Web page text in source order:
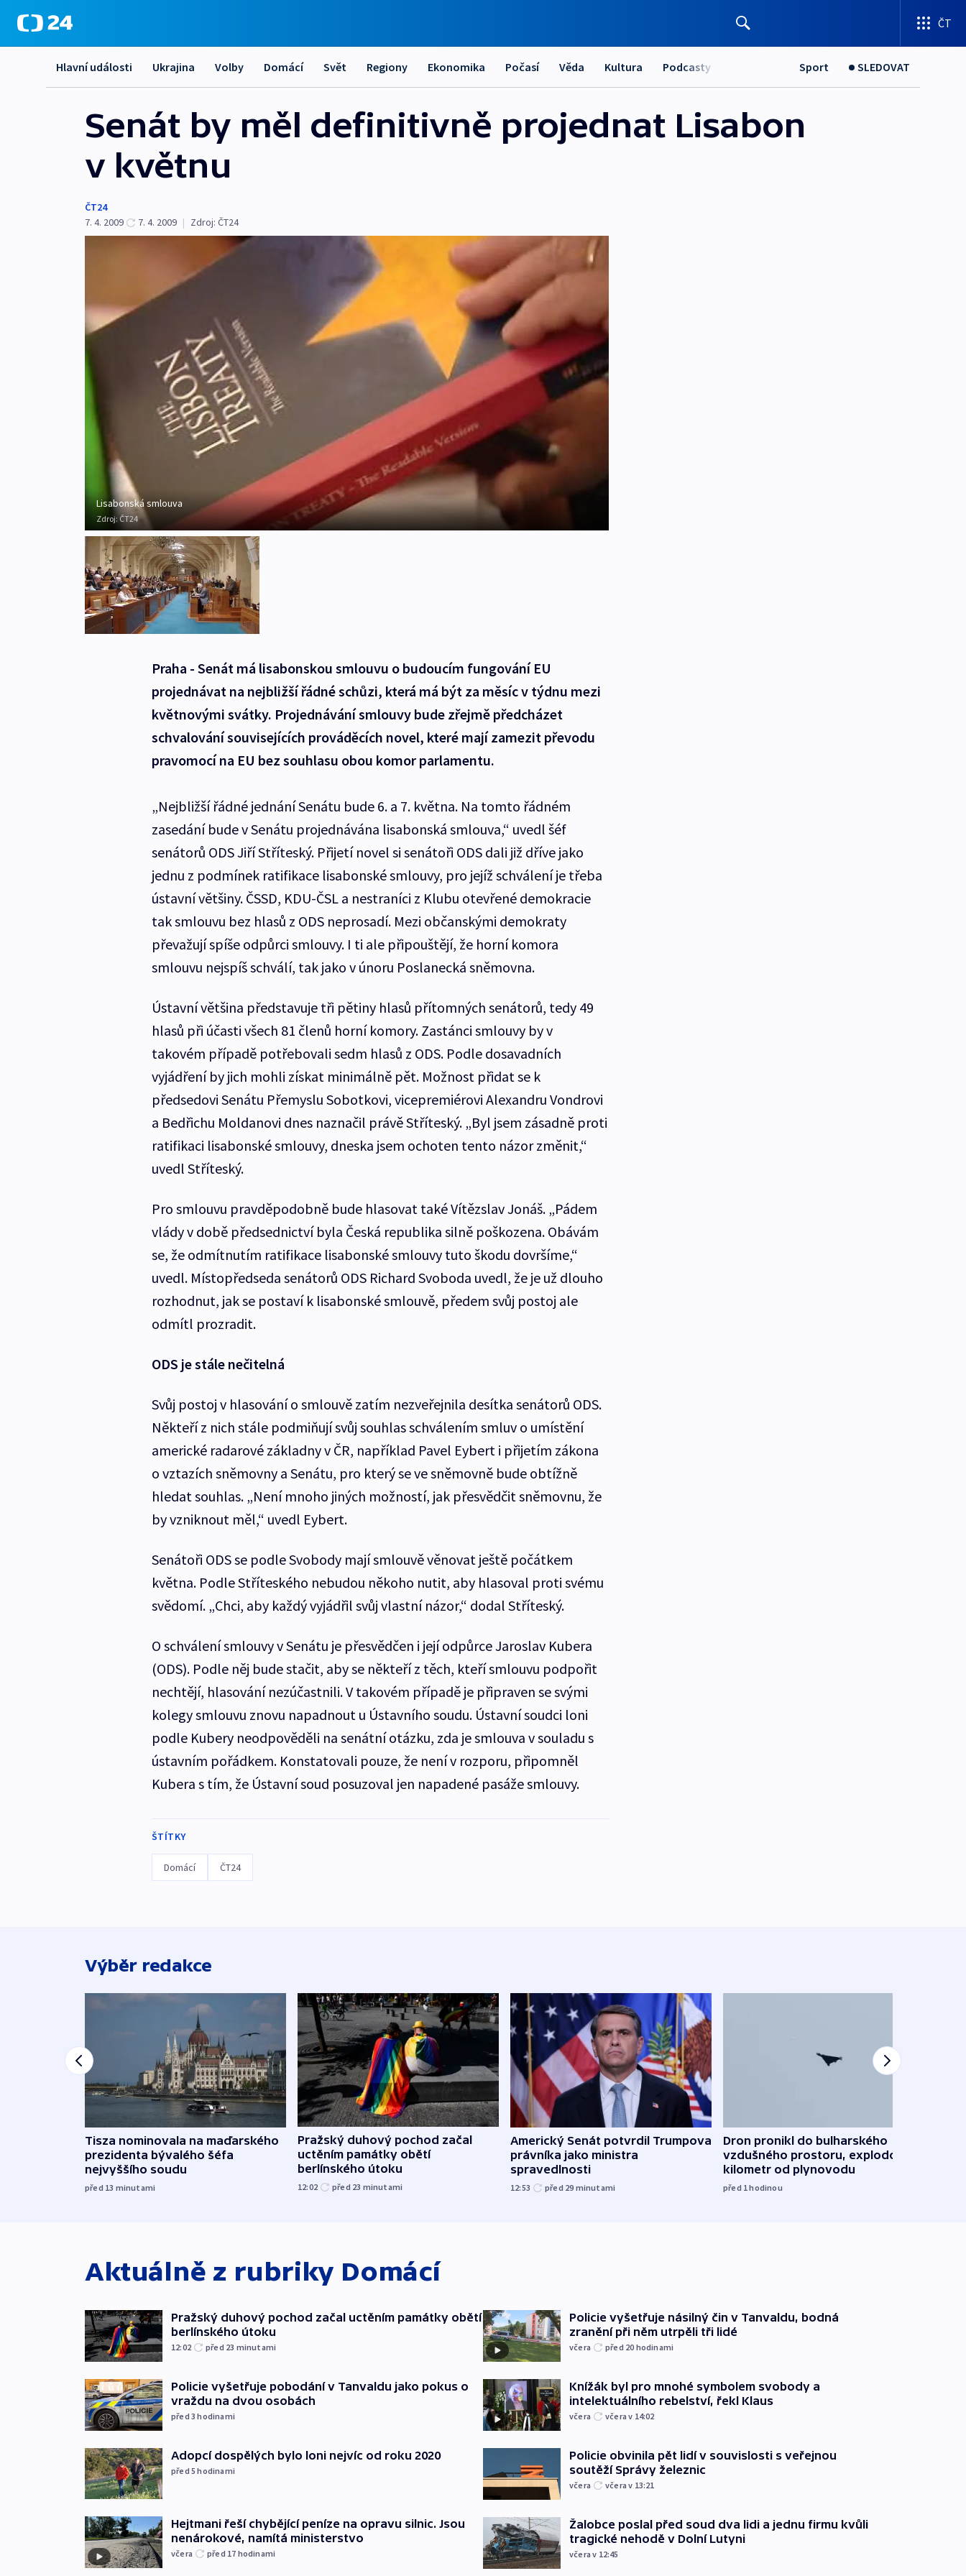
ČT
Hlavní události Ukrajina Volby Domácí Svět Regiony Ekonomika Počasí Věda Kultura Podcasty Sport SLEDOVAT
Senát by měl definitivně projednat Lisabon
v květnu
ČT24
7. 4. 2009
7. 4. 2009 | Zdroj: ČT24
Lisabonská smlouva
Zdroj:ČT24
Praha - Senát má lisabonskou smlouvu o budoucím fungování EU
projednávat na nejbližší řádné schůzi, která má být za měsíc v týdnu mezi
květnovými svátky. Projednávání smlouvy bude zřejmě předcházet
schvalování souvisejících prováděcích novel, které mají zamezit převodu
pravomocí na EU bez souhlasu obou komor parlamentu.
„Nejbližší řádné jednání Senátu bude 6. a 7. května. Na tomto řádném
zasedání bude v Senátu projednávána lisabonská smlouva,“ uvedl šéf
senátorů ODS Jiří Stříteský. Přijetí novel si senátoři ODS dali již dříve jako
jednu z podmínek ratifikace lisabonské smlouvy, pro jejíž schválení je třeba
ústavní většiny. ČSSD, KDU-ČSL a nestraníci z Klubu otevřené demokracie
tak smlouvu bez hlasů z ODS neprosadí. Mezi občanskými demokraty
převažují spíše odpůrci smlouvy. I ti ale připouštějí, že horní komora
smlouvu nejspíš schválí, tak jako v únoru Poslanecká sněmovna.
Ústavní většina představuje tři pětiny hlasů přítomných senátorů, tedy 49
hlasů při účasti všech 81 členů horní komory. Zastánci smlouvy by v
takovém případě potřebovali sedm hlasů z ODS. Podle dosavadních
vyjádření by jich mohli získat minimálně pět. Možnost přidat se k
předsedovi Senátu Přemyslu Sobotkovi, vicepremiérovi Alexandru Vondrovi
a Bedřichu Moldanovi dnes naznačil právě Stříteský. „Byl jsem zásadně proti
ratifikaci lisabonské smlouvy, dneska jsem ochoten tento názor změnit,“
uvedl Stříteský.
Pro smlouvu pravděpodobně bude hlasovat také Vítězslav Jonáš. „Pádem
vlády v době předsednictví byla Česká republika silně poškozena. Obávám
se, že odmítnutím ratifikace lisabonské smlouvy tuto škodu dovršíme,“
uvedl. Místopředseda senátorů ODS Richard Svoboda uvedl, že je už dlouho
rozhodnut, jak se postaví k lisabonské smlouvě, předem svůj postoj ale
odmítl prozradit.
ODS je stále nečitelná
Svůj postoj v hlasování o smlouvě zatím nezveřejnila desítka senátorů ODS.
Někteří z nich stále podmiňují svůj souhlas schválením smluv o umístění
americké radarové základny v ČR, například Pavel Eybert i přijetím zákona
o vztazích sněmovny a Senátu, pro který se ve sněmovně bude obtížně
hledat souhlas. „Není mnoho jiných možností, jak přesvědčit sněmovnu, že
by vzniknout měl,“ uvedl Eybert.
Senátoři ODS se podle Svobody mají smlouvě věnovat ještě počátkem
května. Podle Stříteského nebudou někoho nutit, aby hlasoval proti svému
svědomí. „Chci, aby každý vyjádřil svůj vlastní názor,“ dodal Stříteský.
O schválení smlouvy v Senátu je přesvědčen i její odpůrce Jaroslav Kubera
(ODS). Podle něj bude stačit, aby se někteří z těch, kteří smlouvu podpořit
nechtějí, hlasování nezúčastnili. V takovém případě je připraven se svými
kolegy smlouvu znovu napadnout u Ústavního soudu. Ústavní soudci loni
podle Kubery neodpověděli na senátní otázku, zda je smlouva v souladu s
ústavním pořádkem. Konstatovali pouze, že není v rozporu, připomněl
Kubera s tím, že Ústavní soud posuzoval jen napadené pasáže smlouvy.
ŠTÍTKY
Domácí ČT24
Výběr redakce
Tisza nominovala na maďarského
prezidenta bývalého šéfa
nejvyššího soudu
před 13 minutami
Pražský duhový pochod začal
uctěním památky obětí
berlínského útoku
12:02 před 23 minutami
Americký Senát potvrdil Trumpova
právníka jako ministra
spravedlnosti
12:53 před 29 minutami
Dron pronikl do bulharského
vzdušného prostoru, explodoval
kilometr od plynovodu
před 1hodinou
Aktuálně z rubriky Domácí
Pražský duhový pochod začal uctěním památky obětí
berlínského útoku
12:02 před 23 minutami
Policie vyšetřuje pobodání v Tanvaldu jako pokus o
vraždu na dvou osobách
před 3hodinami
Adopcí dospělých bylo loni nejvíc od roku 2020
před 5hodinami
Hejtmani řeší chybějící peníze na opravu silnic. Jsou
nenárokové, namítá ministerstvo
včera před 17 hodinami
Policie vyšetřuje násilný čin v Tanvaldu, bodná
zranění při něm utrpěli tři lidé
včera před 20 hodinami
Knížák byl pro mnohé symbolem svobody a
intelektuálního rebelství, řekl Klaus
včera včera v 14:02
Policie obvinila pět lidí v souvislosti s veřejnou
soutěží Správy železnic
včera včera v 13:21
Žalobce poslal před soud dva lidi a jednu firmu kvůli
tragické nehodě v Dolní Lutyni
včera v 12:45